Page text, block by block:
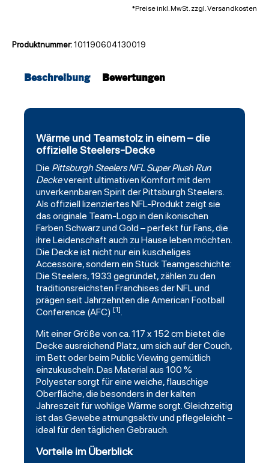
*Preise inkl. MwSt. zzgl. Versandkosten
Produktnummer:101190604130019
Beschreibung Bewertungen
Wärme und Teamstolz in einem – die
offizielle Steelers-Decke
Die Pittsburgh SteelersNFL Super Plush Run
Deckevereint ultimativen Komfort mit dem
unverkennbaren Spirit der Pittsburgh Steelers.
Als offiziell lizenziertes NFL-Produkt zeigt sie
das originale Team-Logo in den ikonischen
Farben Schwarz und Gold – perfekt für Fans, die
ihre Leidenschaft auch zu Hause leben möchten.
Die Decke ist nicht nur ein kuscheliges
Accessoire, sondern ein Stück Teamgeschichte:
Die Steelers, 1933 gegründet, zählen zu den
traditionsreichsten Franchises der NFL und
prägen seit Jahrzehnten die American Football
Conference (AFC) [1].
Mit einer Größe von ca. 117 x 152 cm bietet die
Decke ausreichend Platz, um sich auf der Couch,
im Bett oder beim Public Viewing gemütlich
einzukuscheln. Das Material aus 100 %
Polyester sorgt für eine weiche, flauschige
Oberfläche, die besonders in der kalten
Jahreszeit für wohlige Wärme sorgt. Gleichzeitig
ist das Gewebe atmungsaktiv und pflegeleicht –
ideal für den täglichen Gebrauch.
Vorteile im Überblick